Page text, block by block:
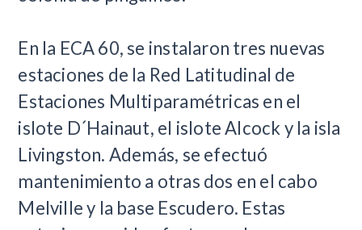
En la ECA 60, se instalaron tres nuevas
estaciones de la Red Latitudinal de
Estaciones Multiparamétricas en el
islote D´Hainaut, el islote Alcock y la isla
Livingston. Además, se efectuó
mantenimiento a otras dos en el cabo
Melville y la base Escudero. Estas